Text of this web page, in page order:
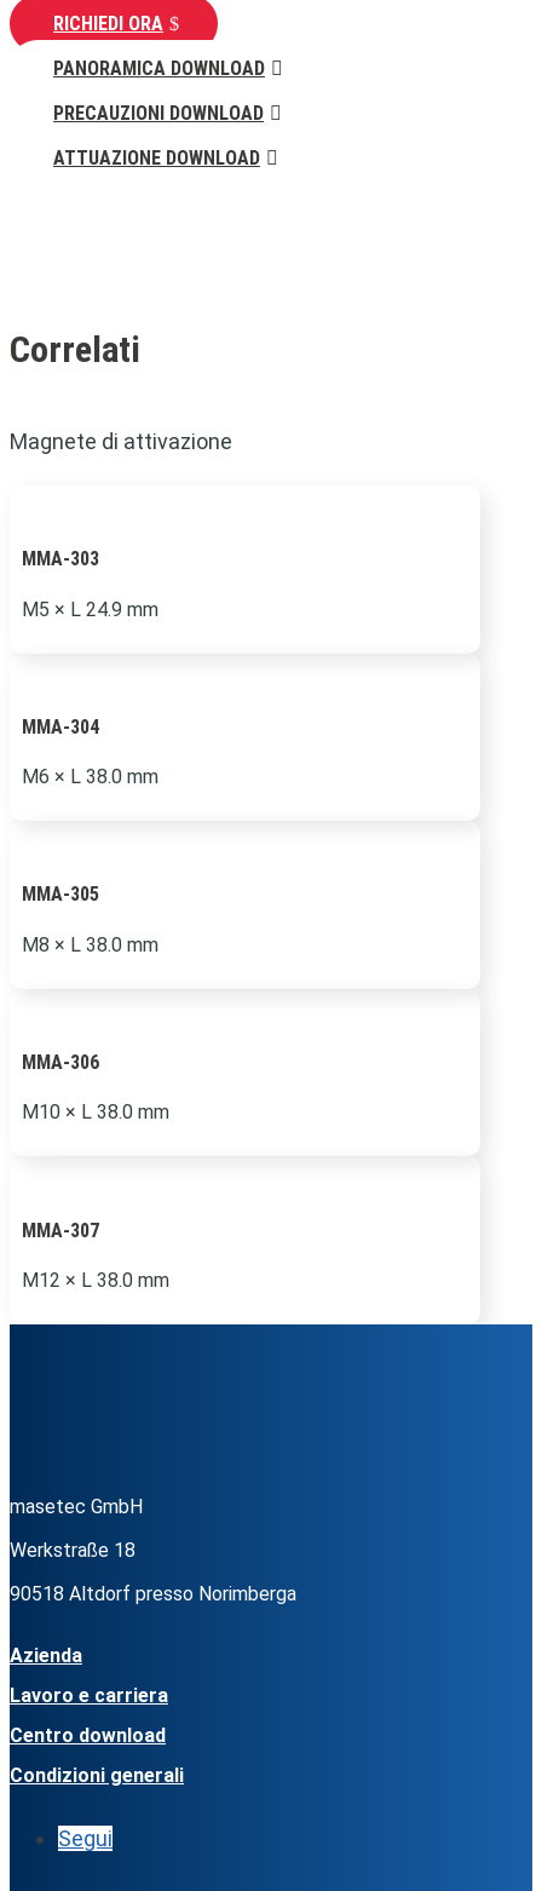
RICHIEDI ORA
PANORAMICA DOWNLOAD
PRECAUZIONI DOWNLOAD
ATTUAZIONE DOWNLOAD
Correlati
Magnete di attivazione
MMA-303
M5 × L 24.9 mm
MMA-304
M6 × L 38.0 mm
MMA-305
M8 × L 38.0 mm
MMA-306
M10 × L 38.0 mm
MMA-307
M12 × L 38.0 mm
masetec GmbH
Werkstraße 18
90518 Altdorf presso Norimberga
Azienda
Lavoro e carriera
Centro download
Condizioni generali
Segui